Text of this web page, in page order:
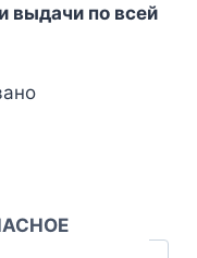
выдачи по всей